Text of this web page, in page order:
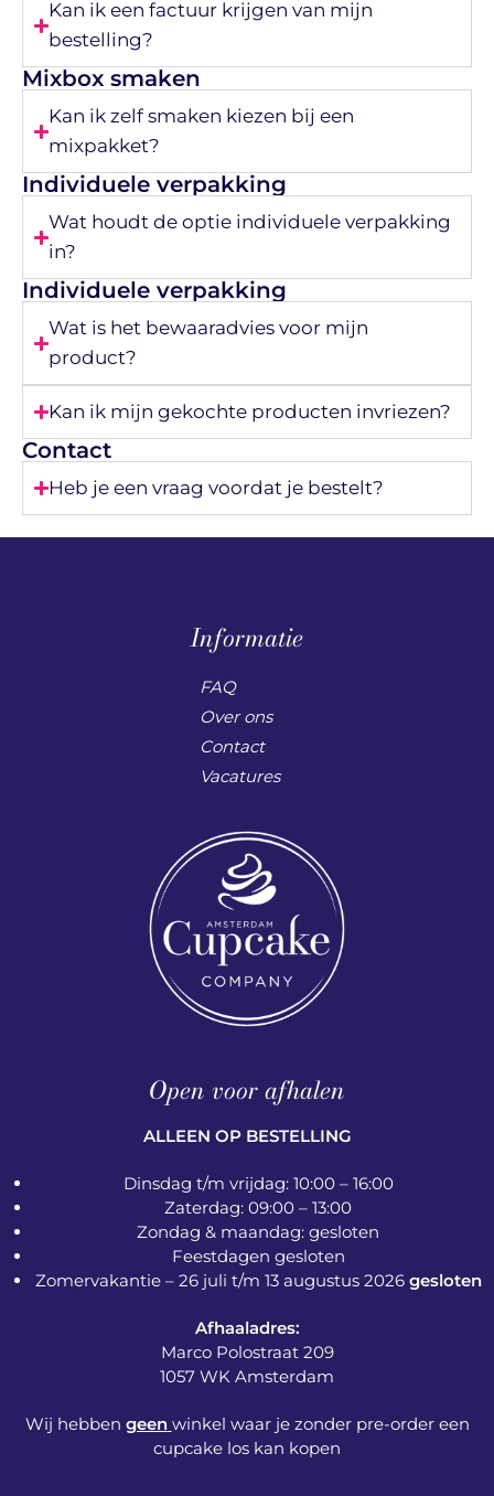
Kan ik een factuur krijgen van mijn
bestelling?
Mixbox smaken
Kan ik zelf smaken kiezen bij een
mixpakket?
Individuele verpakking
Wat houdt de optie individuele verpakking
in?
Individuele verpakking
Wat is het bewaaradvies voor mijn
product?
Kan ik mijn gekochte producten invriezen?
Contact
Heb je een vraag voordat je bestelt?
Informatie
FAQ
Over ons
Contact
Vacatures
Open voor afhalen
ALLEEN OP BESTELLING
Dinsdag t/m vrijdag: 10:00 – 16:00
Zaterdag: 09:00 – 13:00
Zondag & maandag: gesloten
Feestdagen gesloten
Zomervakantie – 26 juli t/m 13 augustus 2026 gesloten
Afhaaladres:
Marco Polostraat 209
1057 WK Amsterdam
Wij hebben geen winkel waar je zonder pre-order een
cupcake los kan kopen